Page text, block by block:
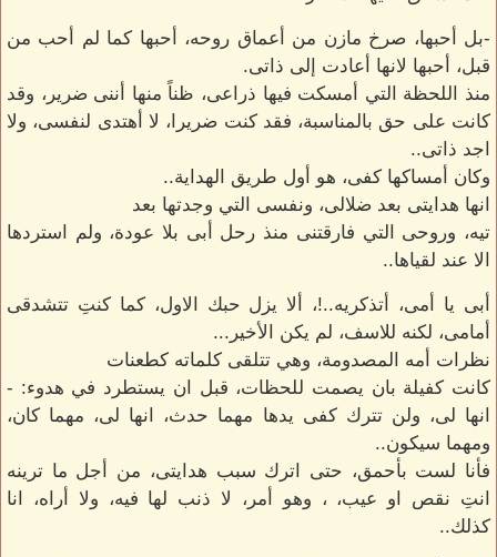
-بل أحبها، صرخ مازن من أعماق روحه، أحبها كما لم أحب من
قبل، أحبها لانها أعادت إلى ذاتى.
منذ اللحظة التي أمسكت فيها ذراعى، ظناً منها أننى ضرير، وقد
كانت على حق بالمناسبة، فقد كنت ضريرا، لا أهتدى لنفسى، ولا
اجد ذاتى..
وكان أمساكها كفى، هو أول طريق الهداية..
انها هدايتى بعد ضلالى، ونفسى التي وجدتها بعد
تيه، وروحى التي فارقتنى منذ رحل أبى بلا عودة، ولم استردها
الا عند لقياها..
أبى يا أمى، أتذكريه..!، ألا يزل حبك الاول، كما كنتِ تتشدقى
أمامى، لكنه للاسف، لم يكن الأخير...
نظرات أمه المصدومة، وهي تتلقى كلماته كطعنات
كانت كفيلة بان يصمت للحظات، قبل ان يستطرد في هدوء: -
انها لى، ولن تترك كفى يدها مهما حدث، انها لى، مهما كان،
ومهما سيكون..
فأنا لست بأحمق، حتى اترك سبب هدايتى، من أجل ما ترينه
انتِ نقص او عيب، ، وهو أمر، لا ذنب لها فيه، ولا أراه، انا
كذلك..